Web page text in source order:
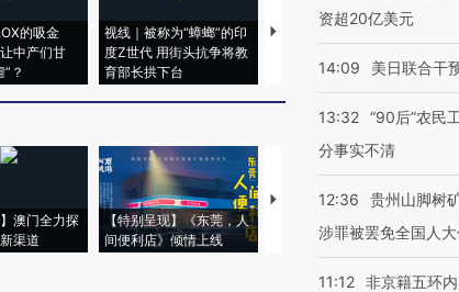
的吸金
中产们甘
？
视线｜被称为“蟑螂”的印
度Z世代 用街头抗争将教
育部长拱下台
视线｜“入侵”还是“人道危
飞地休达
】澳门全力探
渠道
【特别呈现】《东莞，人
间便利店》倾情上线
【推广】走进第四届链博
资超20亿美元
14:09 美日联合干
13:32 “90后”农民
分事实不清
12:36
贵州山脚树
涉罪被罢免全国人
11:12 非京籍五环